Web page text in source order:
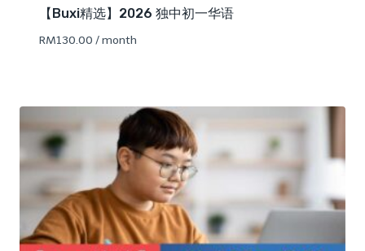
【Buxi精选】2026 独中初一华语
RM130.00 / month